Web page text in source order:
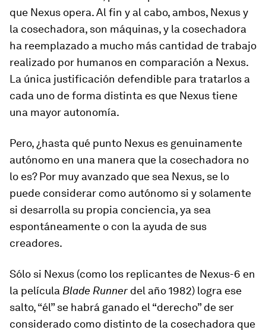
que Nexus opera. Al fin y al cabo, ambos, Nexus y
la cosechadora, son máquinas, y la cosechadora
ha reemplazado a mucho más cantidad de trabajo
realizado por humanos en comparación a Nexus.
La única justificación defendible para tratarlos a
cada uno de forma distinta es que Nexus tiene
una mayor autonomía.
Pero, ¿hasta qué punto Nexus es genuinamente
autónomo en una manera que la cosechadora no
lo es? Por muy avanzado que sea Nexus, se lo
puede considerar como autónomo si y solamente
si desarrolla su propia conciencia, ya sea
espontáneamente o con la ayuda de sus
creadores.
Sólo si Nexus (como los replicantes de Nexus-6 en
la película Blade Runnerdel año 1982) logra ese
salto, “él” se habrá ganado el “derecho” de ser
considerado como distinto de la cosechadora que